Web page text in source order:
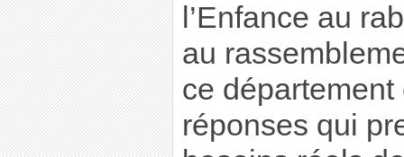
l’Enfance au
au
ce
réponses qui